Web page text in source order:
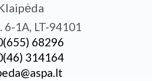
6-1A, LT-94101
68296
314164